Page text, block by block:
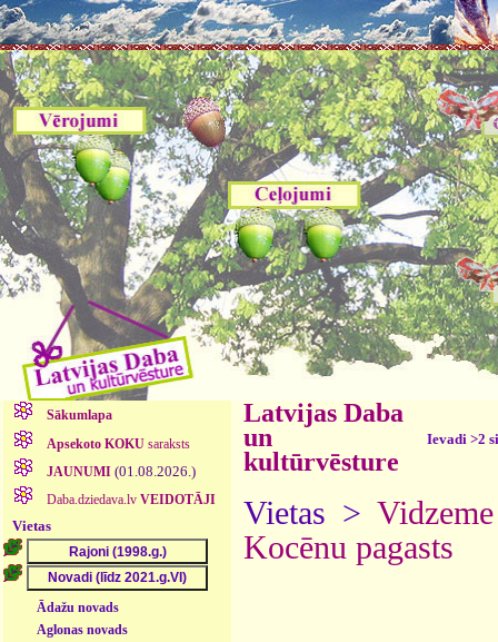
Sākumlapa
Apsekoto KOKUsaraksts
JAUNUMI (01.08.2026.)
Daba.dziedava.lv VEIDOTĀJI
Vietas
Ādažu novads
Aglonas novads
Latvijas Daba
un
kultūrvēsture
Ievadi >2
Vietas > Vidzeme
Kocēnu pagasts